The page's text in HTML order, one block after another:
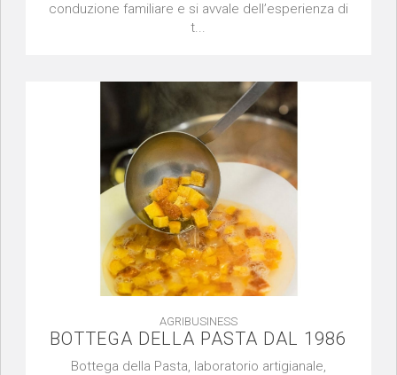
conduzione familiare e si avvale dell’esperienza di
t...
AGRIBUSINESS
BOTTEGA DELLA PASTA DAL 1986
Bottega della Pasta, laboratorio artigianale,